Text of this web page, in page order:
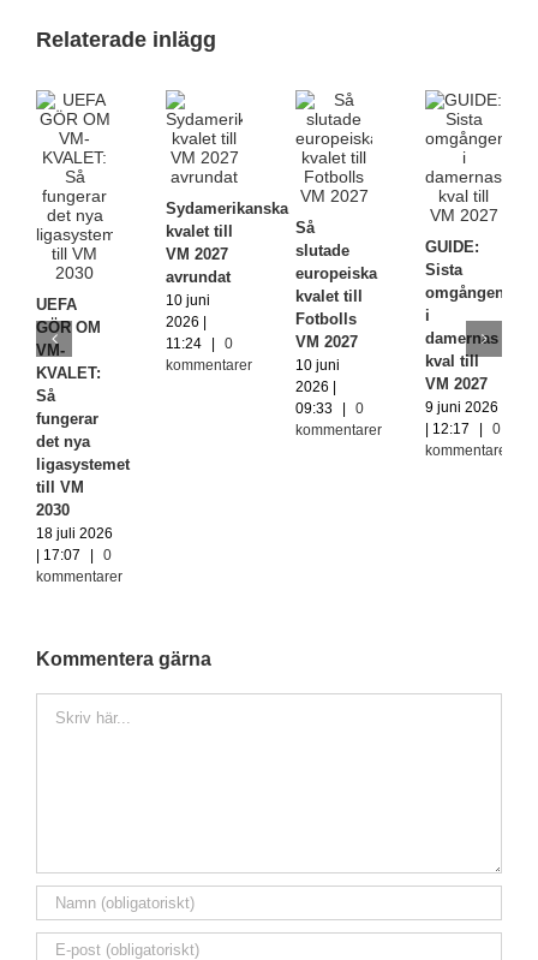
Relaterade inlägg
UEFA
GÖR OM
VM-
KVALET:
Så
fungerar
det nya
ligasystemet
till VM
2030
18 juli 2026
| 17:07
0
kommentarer
Sydamerikanska
kvalet till
VM 2027
avrundat
10 juni
2026 |
11:24
0
kommentarer
Så
slutade
europeiska
kvalet till
Fotbolls
VM 2027
10 juni
2026 |
09:33
0
kommentarer
GUIDE:
Sista
omgången
i
damernas
kval till
VM 2027
9 juni 2026
| 12:17
0
kommentarer
Kommentera gärna